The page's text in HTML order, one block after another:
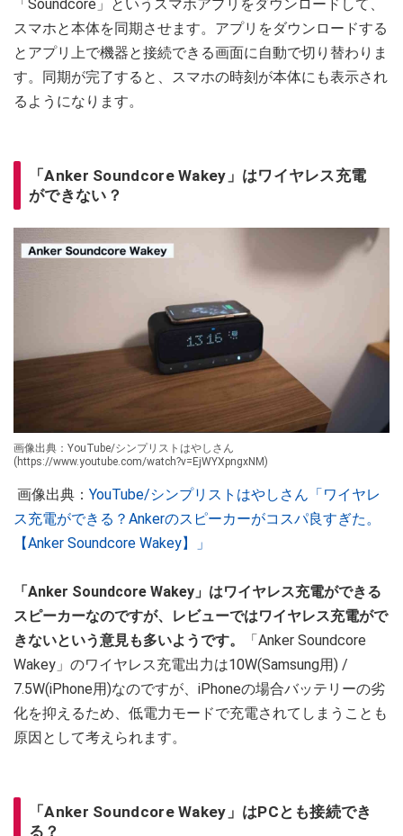
「Soundcore」というスマホアプリをダウンロードして、
スマホと本体を同期させます。アプリをダウンロードする
とアプリ上で機器と接続できる画面に自動で切り替わりま
す。同期が完了すると、スマホの時刻が本体にも表示され
るようになります。
「Anker Soundcore Wakey」はワイヤレス充電
ができない？
画像出典：YouTube/シンプリストはやしさん
(https://www.youtube.com/watch?v=EjWYXpngxNM)
画像出典： YouTube/シンプリストはやしさん「ワイヤレ
ス充電ができる？Ankerのスピーカーがコスパ良すぎた。
【Anker Soundcore Wakey】」
「Anker Soundcore Wakey」はワイヤレス充電ができる
スピーカーなのですが、レビューではワイヤレス充電がで
きないという意見も多いようです。
「Anker Soundcore
Wakey」のワイヤレス充電出力は10W(Samsung用) /
7.5W(iPhone用)なのですが、iPhoneの場合バッテリーの劣
化を抑えるため、低電力モードで充電されてしまうことも
原因として考えられます。
「Anker Soundcore Wakey」はPCとも接続でき
る？